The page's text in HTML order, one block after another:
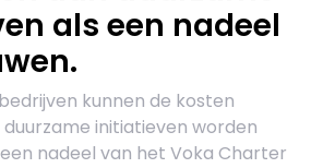
als een nadeel
kunnen de kosten
initiatieven worden
nadeel van het Voka Charter